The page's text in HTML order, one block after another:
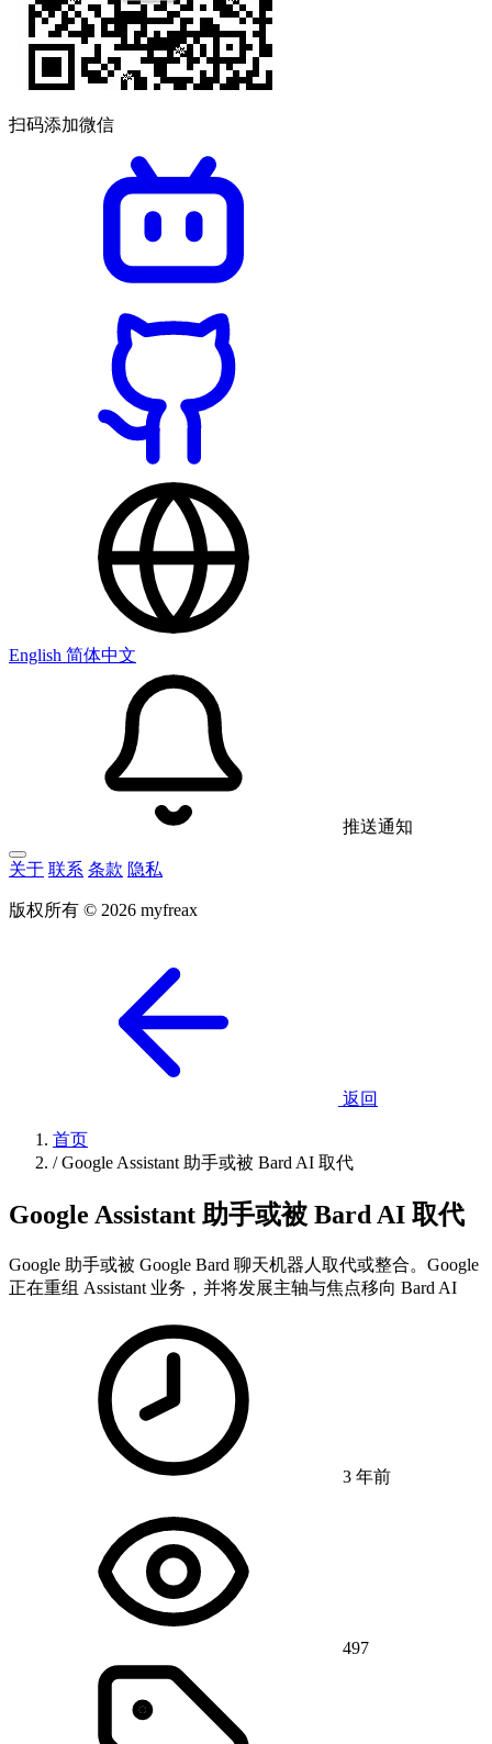
扫码添加微信
English 简体中文
推送通知
关于 联系 条款 隐私
版权所有 © 2026 myfreax
返回
首页
/ Google Assistant 助手或被 Bard AI 取代
Google Assistant 助手或被 Bard AI 取代
Google 助手或被 Google Bard 聊天机器人取代或整合。Google
正在重组 Assistant 业务，并将发展主轴与焦点移向 Bard AI
3 年前
497